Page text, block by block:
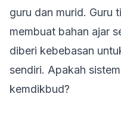
guru dan murid. Guru
membuat bahan ajar
diberi kebebasan
sendiri. Apakah
kemdikbud?